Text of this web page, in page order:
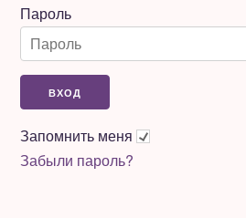
Пароль
Запомнить меня
Забыли пароль?